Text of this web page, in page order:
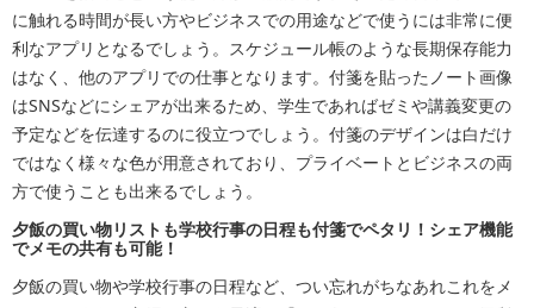
に触れる時間が長い方やビジネスでの用途などで使うには非常に便
利なアプリとなるでしょう。スケジュール帳のような長期保存能力
はなく、他のアプリでの仕事となります。付箋を貼ったノート画像
はSNSなどにシェアが出来るため、学生であればゼミや講義変更の
予定などを伝達するのに役立つでしょう。付箋のデザインは白だけ
ではなく様々な色が用意されており、プライベートとビジネスの両
方で使うことも出来るでしょう。
夕飯の買い物リストも学校行事の日程も付箋でペタリ！シェア機能
でメモの共有も可能！
夕飯の買い物や学校行事の日程など、つい忘れがちなあれこれをメ